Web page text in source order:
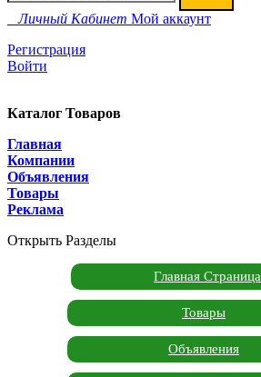
Личный Кабинет Мой аккаунт
Регистрация
Войти
Каталог Товаров
Главная
Компании
Объявления
Товары
Реклама
Открыть Разделы
Главная Страница
Товары
Объявления